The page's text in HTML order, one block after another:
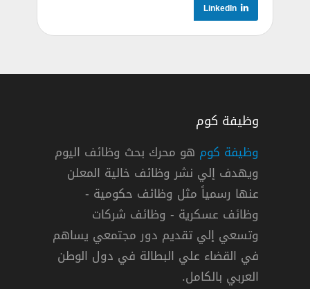
LinkedIn
وظيفة كوم
وظيفة كوم هو محرك بحث وظائف اليوم
ويهدف إلي نشر وظائف خالية المعلن
عنها رسمياً مثل وظائف حكومية -
وظائف عسكرية - وظائف شركات
وتسعي إلي تقديم دور مجتمعي يساهم
في القضاء علي البطالة في دول الوطن
العربي بالكامل.